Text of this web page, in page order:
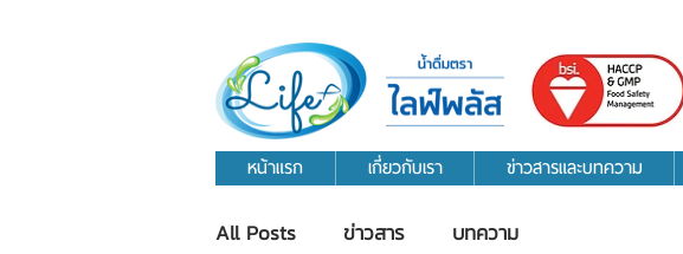
หน้าแรก เกี่ยวกับเรา ข่าวสารและบทความ
All Posts ข่าวสาร บทความ